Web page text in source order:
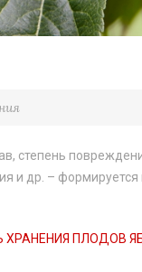
степень
и др. – формируется
ПЛОДОВ